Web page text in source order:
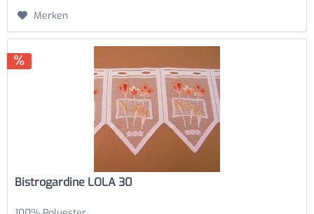
Merken
Bistrogardine LOLA 30